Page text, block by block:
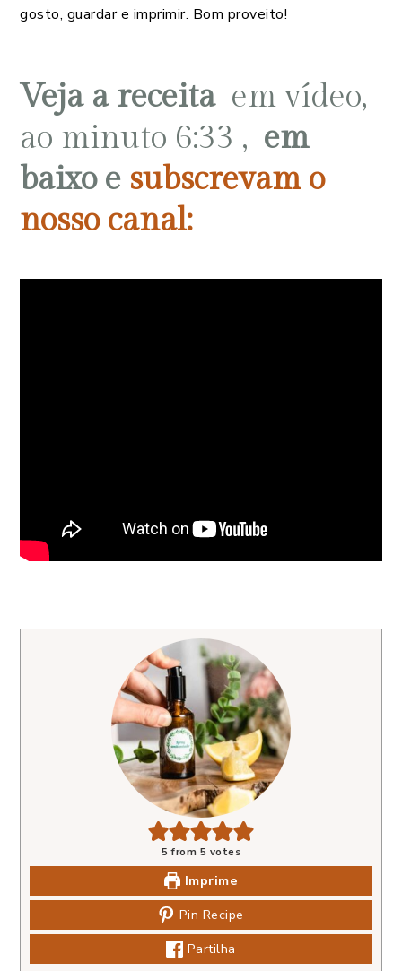
gosto, guardar e imprimir. Bom proveito!
Veja a receita em vídeo,
ao minuto 6:33 , em
baixo e subscrevam o
nosso canal:
5 from 5 votes
Imprime
Pin Recipe
Partilha